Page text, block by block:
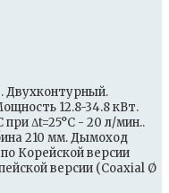
Двухконтурный.
12.8-34.8 кВт.
Δt=25°С - 20 л/мин..
210 мм. Дымоход
Корейской версии
версии (Coaxial Ø